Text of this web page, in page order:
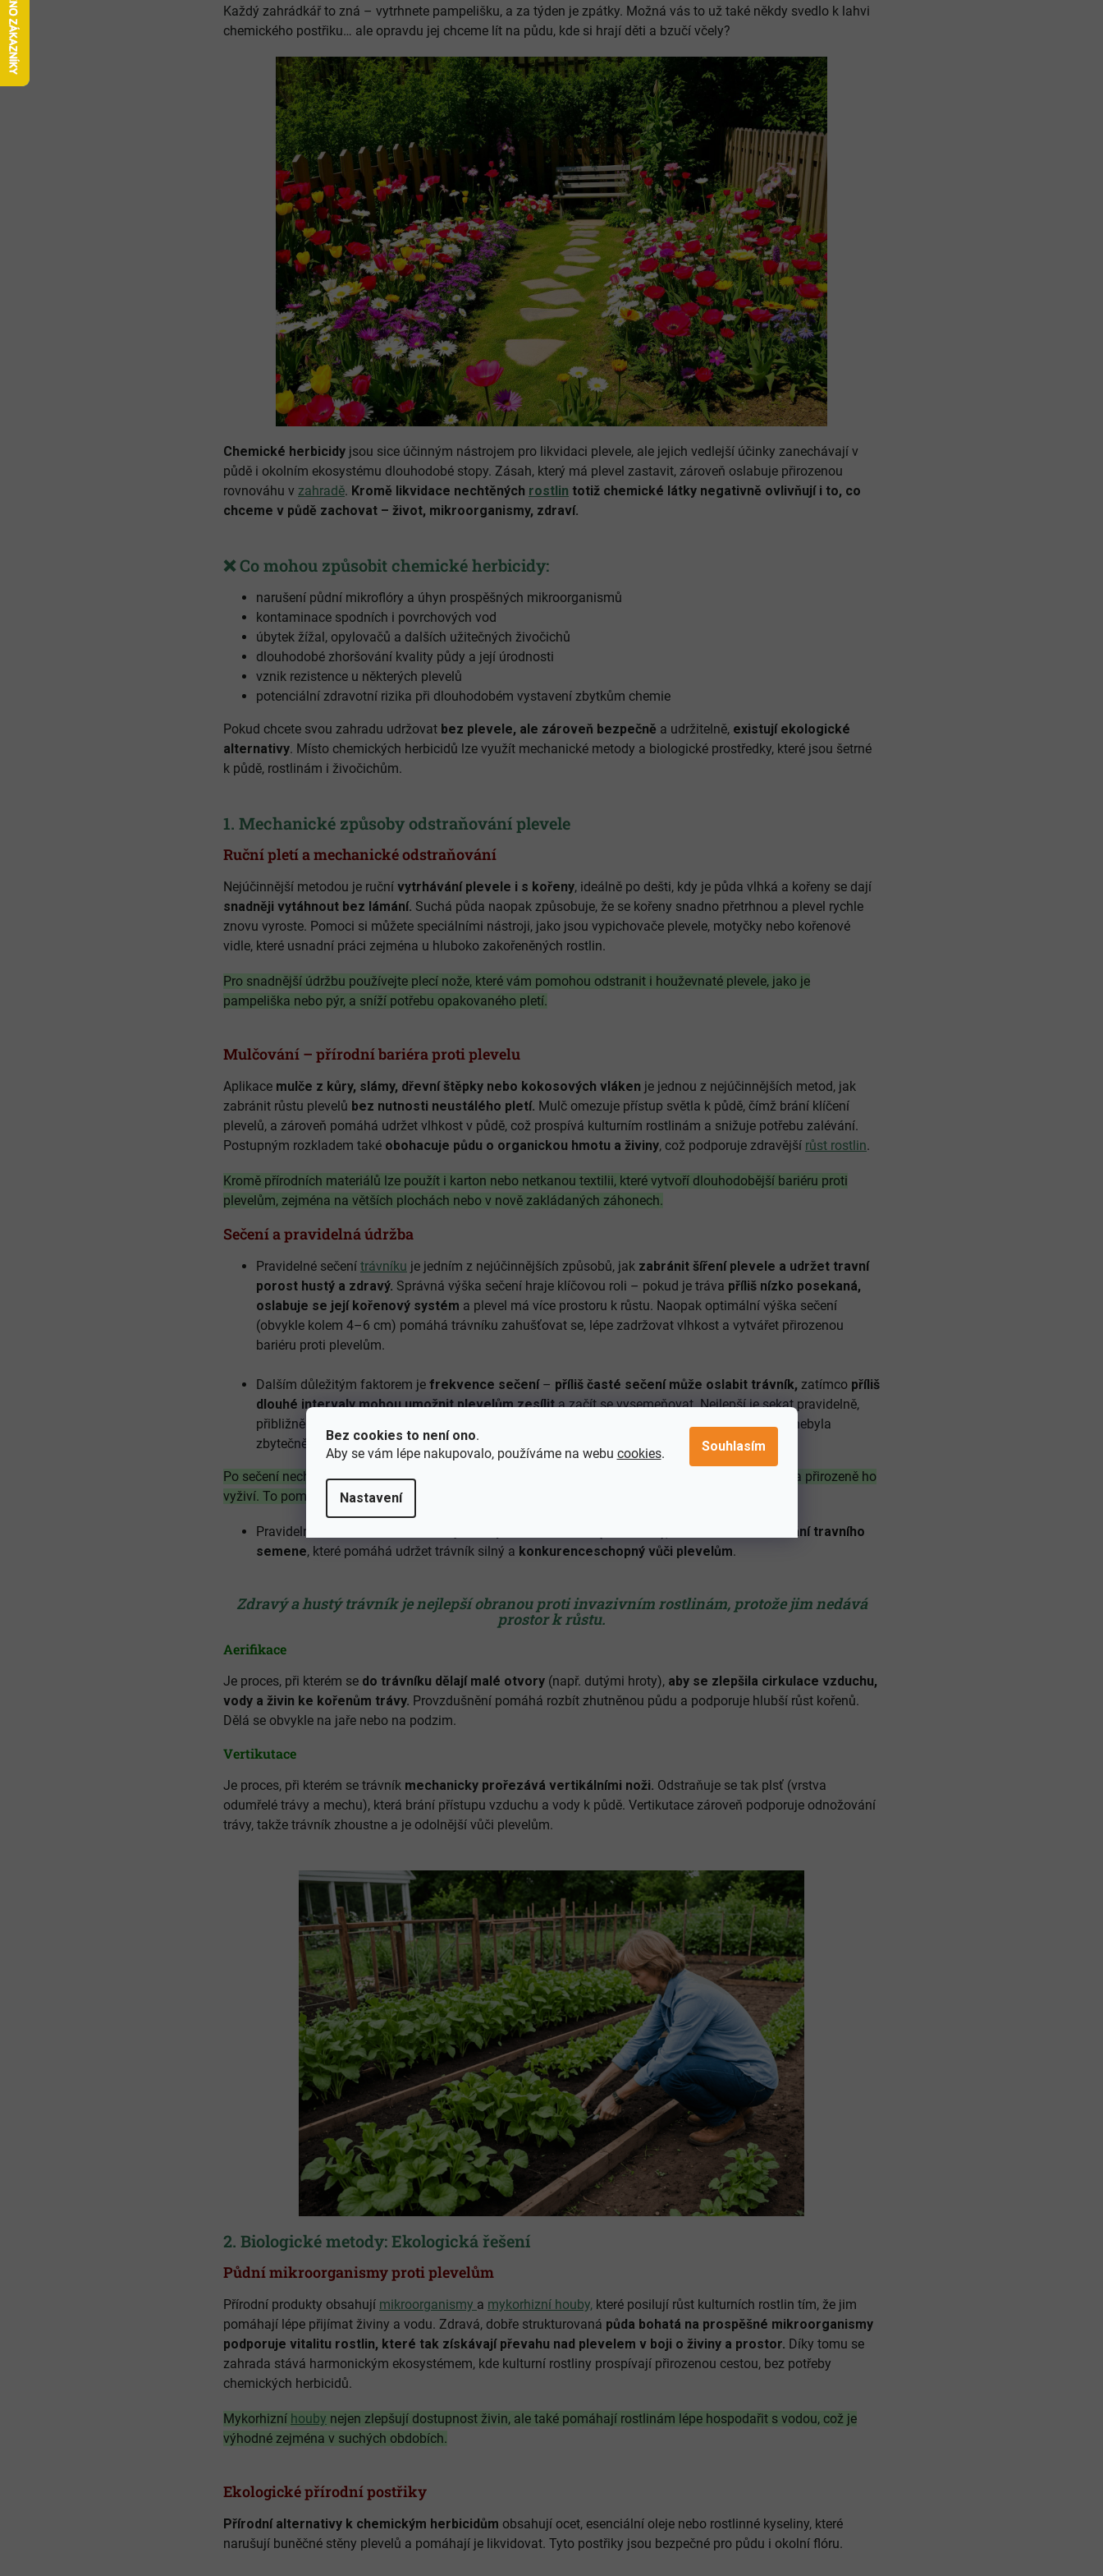
Bez cookies to není ono.
Aby se vám lépe nakupovalo, používáme na webu cookies.
Nastavení
Souhlasím
Každý zahrádkář to zná – vytrhnete pampelišku, a za týden je zpátky. Možná vás to už také někdy svedlo k lahvi
chemického postřiku… ale opravdu jej chceme lít na půdu, kde si hrají děti a bzučí včely?
Chemické herbicidy jsou sice účinným nástrojem pro likvidaci plevele, ale jejich vedlejší účinky zanechávají v
půdě i okolním ekosystému dlouhodobé stopy. Zásah, který má plevel zastavit, zároveň oslabuje přirozenou
rovnováhu v zahradě. Kromě likvidace nechtěných rostlin totiž chemické látky negativně ovlivňují i to, co
chceme v půdě zachovat – život, mikroorganismy, zdraví.
❌Co mohou způsobit chemické herbicidy:
narušení půdní mikroflóry a úhyn prospěšných mikroorganismů
kontaminace spodních i povrchových vod
úbytek žížal, opylovačů a dalších užitečných živočichů
dlouhodobé zhoršování kvality půdy a její úrodnosti
vznik rezistence u některých plevelů
potenciální zdravotní rizika při dlouhodobém vystavení zbytkům chemie
Pokud chcete svou zahradu udržovat bez plevele, ale zároveň bezpečně a udržitelně, existují ekologické
alternativy. Místo chemických herbicidů lze využít mechanické metody a biologické prostředky, které jsou šetrné
k půdě, rostlinám i živočichům.
1. Mechanické způsoby odstraňování plevele
Ruční pletí a mechanické odstraňování
Nejúčinnější metodou je ruční vytrhávání plevele i s kořeny, ideálně po dešti, kdy je půda vlhká a kořeny se dají
snadněji vytáhnout bez lámání. Suchá půda naopak způsobuje, že se kořeny snadno přetrhnou a plevel rychle
znovu vyroste. Pomoci si můžete speciálními nástroji, jako jsou vypichovače plevele, motyčky nebo kořenové
vidle, které usnadní práci zejména u hluboko zakořeněných rostlin.
Pro snadnější údržbu používejte plecí nože, které vám pomohou odstranit i houževnaté plevele, jako je
pampeliška nebo pýr, a sníží potřebu opakovaného pletí.
Mulčování – přírodní bariéra proti plevelu
Aplikace mulče z kůry, slámy, dřevní štěpky nebo kokosových vláken je jednou z nejúčinnějších metod, jak
zabránit růstu plevelů bez nutnosti neustálého pletí. Mulč omezuje přístup světla k půdě, čímž brání klíčení
plevelů, a zároveň pomáhá udržet vlhkost v půdě, což prospívá kulturním rostlinám a snižuje potřebu zalévání.
Postupným rozkladem také obohacuje půdu o organickou hmotu a živiny, což podporuje zdravější růst rostlin.
Kromě přírodních materiálů lze použít i karton nebo netkanou textilii, které vytvoří dlouhodobější bariéru proti
plevelům, zejména na větších plochách nebo v nově zakládaných záhonech.
Sečení a pravidelná údržba
Pravidelné sečení trávníku je jedním z nejúčinnějších způsobů, jak zabránit šíření plevele a udržet travní
porost hustý a zdravý. Správná výška sečení hraje klíčovou roli – pokud je tráva příliš nízko posekaná,
oslabuje se její kořenový systém a plevel má více prostoru k růstu. Naopak optimální výška sečení
(obvykle kolem 4–6 cm) pomáhá trávníku zahušťovat se, lépe zadržovat vlhkost a vytvářet přirozenou
bariéru proti plevelům.
Dalším důležitým faktorem je frekvence sečení– příliš časté sečení může oslabit trávník, zatímco příliš
dlouhé intervaly mohou umožnit plevelům zesílita začít se vysemeňovat. Nejlepší je sekat pravidelně,
přibližně jednou týdně v hlavní sezóně, přičemž v období sucha lze frekvenci snížit, aby tráva nebyla
zbytečně vystavena stresu.
Po sečení nechte jemné posekané zbytky trávy
(tzv. mulčování) na povrchu trávníku – rozloží se a přirozeně ho
vyživí. To pomáhá zlepšit kvalitu půdy, udržet vlhkost a snížit potřebu hnojení.
Pravidelná údržba trávníku zahrnuje také
provzdušňování (aerifikaci), vertikutaci a dosévání travního
semene, které pomáhá udržet trávník silný a konkurenceschopný vůči plevelům.
Zdravý a hustý trávník je nejlepší obranou proti invazivním rostlinám, protože jim nedává
prostor k růstu.
Aerifikace
Je proces, při kterém se do trávníku dělají malé otvory (např. dutými hroty), aby se zlepšila cirkulace vzduchu,
vody a živin ke kořenům trávy. Provzdušnění pomáhá rozbít zhutněnou půdu a podporuje hlubší růst kořenů.
Dělá se obvykle na jaře nebo na podzim.
Vertikutace
Je proces, při kterém se trávník mechanicky prořezává vertikálními noži. Odstraňuje se tak plsť (vrstva
odumřelé trávy a mechu), která brání přístupu vzduchu a vody k půdě. Vertikutace zároveň podporuje odnožování
trávy, takže trávník zhoustne a je odolnější vůči plevelům.
2. Biologické metody: Ekologická řešení
Půdní mikroorganismy proti plevelům
Přírodní produkty obsahují mikroorganismy a mykorhizní houby, které posilují růst kulturních rostlin tím, že jim
pomáhají lépe přijímat živiny a vodu. Zdravá, dobře strukturovaná půda bohatá na prospěšné mikroorganismy
podporuje vitalitu rostlin, které tak získávají převahu nad plevelem v boji o živiny a prostor. Díky tomu se
zahrada stává harmonickým ekosystémem, kde kulturní rostliny prospívají přirozenou cestou, bez potřeby
chemických herbicidů.
Mykorhizní houby nejen zlepšují dostupnost živin, ale také pomáhají rostlinám lépe hospodařit s vodou, což je
výhodné zejména v suchých obdobích.
Ekologické přírodní postřiky
Přírodní alternativy k chemickým herbicidům obsahují ocet, esenciální oleje nebo rostlinné kyseliny, které
narušují buněčné stěny plevelů a pomáhají je likvidovat. Tyto postřiky jsou bezpečné pro půdu i okolní flóru.